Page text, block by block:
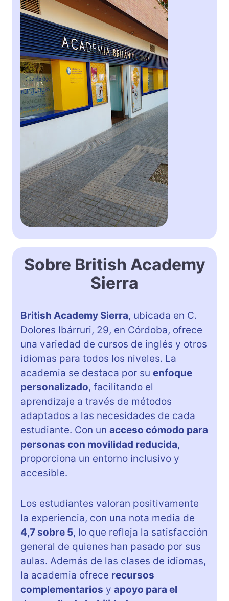
Sobre British Academy
Sierra
British Academy Sierra, ubicada en C.
Dolores Ibárruri, 29, en Córdoba, ofrece
una variedad de cursos de inglés y otros
idiomas para todos los niveles. La
academia se destaca por su enfoque
personalizado, facilitando el
aprendizaje a través de métodos
adaptados a las necesidades de cada
estudiante. Con un acceso cómodo para
personas con movilidad reducida,
proporciona un entorno inclusivo y
accesible.
Los estudiantes valoran positivamente
la experiencia, con una nota media de
4,7 sobre 5, lo que refleja la satisfacción
general de quienes han pasado por sus
aulas. Además de las clases de idiomas,
la academia ofrece recursos
complementarios y apoyo para el